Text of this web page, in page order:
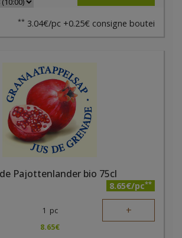
** 3.04€/pc +0.25€ consigne boutei
Pajottenlander bio 75cl
8.65€/pc**
1 pc +
8.65€